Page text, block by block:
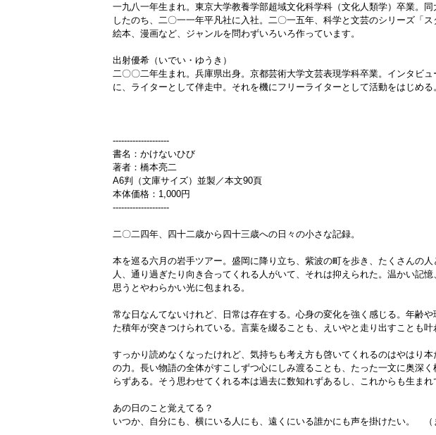
一九八一年生まれ。東京大学教養学部超域文化科学科（文化人類学）卒業。
したのち、二〇一一年平凡社に入社。二〇一五年、科学と文芸のシリーズ「
絵本、漫画など、ジャンルを問わずいろいろ作っています。
出射優希（いでい・ゆうき）
二〇〇二年生まれ。兵庫県出身。京都芸術大学文芸表現学科卒業。インタビ
に、ライターとして伴走中。それを機にフリーライターとして活動をはじめる
--------------------
書名：かけないひび
著者：橋本亮二
A6判（文庫サイズ）並製／本文90頁
本体価格：1,000円
--------------------
二〇二四年、四十二歳から四十三歳への日々の小さな記録。
本を巡る六月の岩手ツアー。盛岡に降り立ち、紫波の町を歩き、たくさんの
人、通り過ぎたり向き合ってくれる人がいて、それは抑えられた。温かい記
思うとやわらかい光に包まれる。
常な日なんてないけれど、日常は存在する。心身の変化を強く感じる。年齢
た積年が突きつけられている。言葉を綴ることも、えいやと走り出すことも
すっかり読めなくなったけれど、気持ちも考え方も啓いてくれるのはやはり
の力。長い物語の全体がすこしずつ心にしみ渡ることも、たった一文に奥深
らずある。そう思わせてくれる本は過去に数知れずあるし、これからも生まれ
あの日のこと覚えてる？
いつか、自分にも、横にいる人にも、遠くにいる誰かにも声を掛けたい。 （